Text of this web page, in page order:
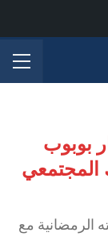
من «إفطار بوبوب
المجتمعي
الرمضانية مع